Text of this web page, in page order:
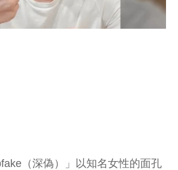
（深偽）」以知名女性的面孔